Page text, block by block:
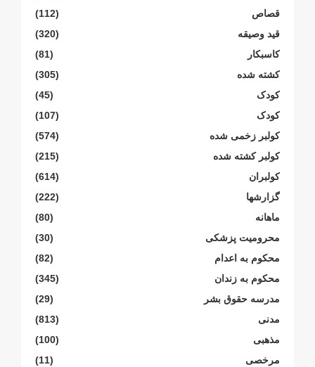
قصاص
(112)
قید وصیقه
(320)
کاسبکار
(81)
کشته شده
(305)
کودک
(45)
کودک
(107)
کولبر زخمی شدە
(574)
کولبر کشتە شدە
(215)
کولبران
(614)
گزارشها
(222)
ماهانە
(80)
محرومیت پزشکی
(30)
محکوم بە اعدام
(82)
محکوم بە زندان
(345)
مدرسە حقوق بشر
(29)
مدنی
(813)
مذهبی
(100)
مرخصی
(11)